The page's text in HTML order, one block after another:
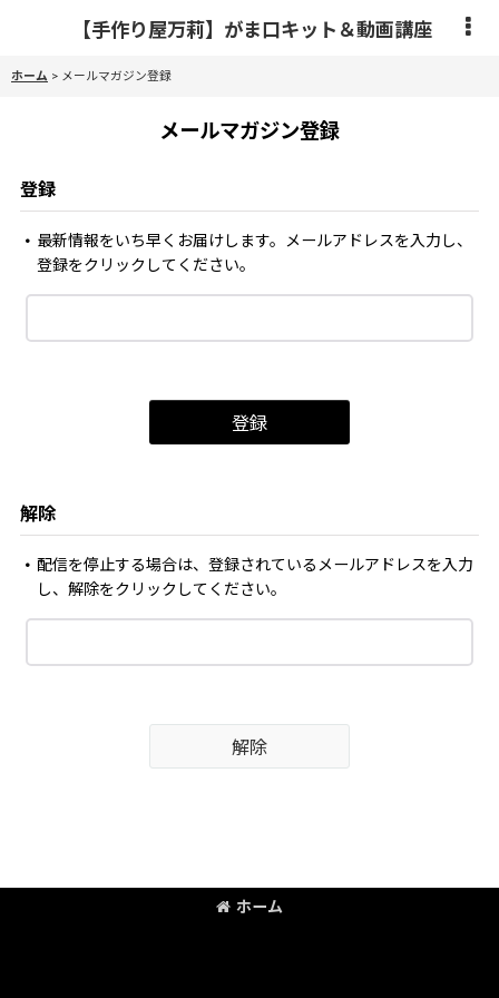
【手作り屋万莉】がま口キット＆動画講座
ホーム > メールマガジン登録
メールマガジン登録
登録
最新情報をいち早くお届けします。メールアドレスを入力し、
登録をクリックしてください。
登録
解除
配信を停止する場合は、登録されているメールアドレスを入力
し、解除をクリックしてください。
解除
ホーム